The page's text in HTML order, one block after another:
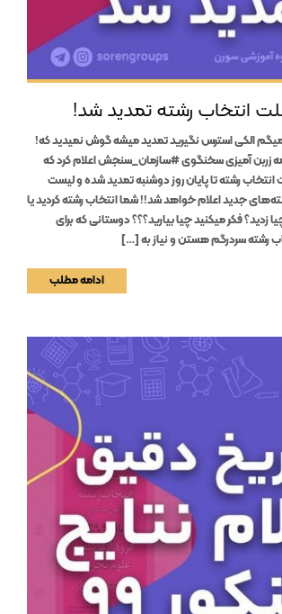
انتخاب رشته تمدید شد!
الکی استرس نگیرید تمدید میشه گوش نمیدید که!
زربن آمیزی سخنگوی #سازمان_سنجش اعلام کرد که
رشته تا پایان روز دوشنبه تمدید شده و لیست
جدید اعلام خواهد شد!! شما انتخاب رشته کردید یا
زدید؟ فکر میکنید چیا بیارید؟؟؟ دوستانی که برای
رشته سردرگم هستن و نیاز به […]
ادامه مطلب